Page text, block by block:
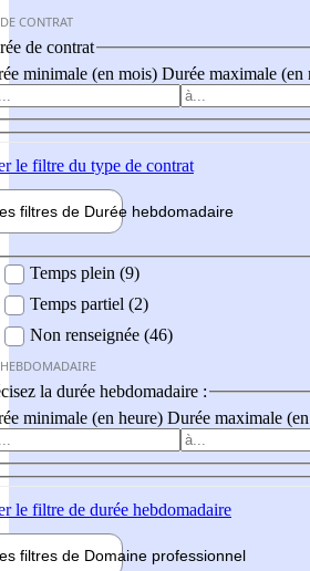
CONTRAT
de contrat
minimale (en mois) Durée maximale (en
le filtre du type de contrat
filtres de Durée hebdomadaire
Temps plein (9)
Temps partiel (2)
Non renseignée (46)
la durée hebdomadaire :
minimale (en heure) Durée maximale
le filtre de durée hebdomadaire
filtres de Domaine professionnel